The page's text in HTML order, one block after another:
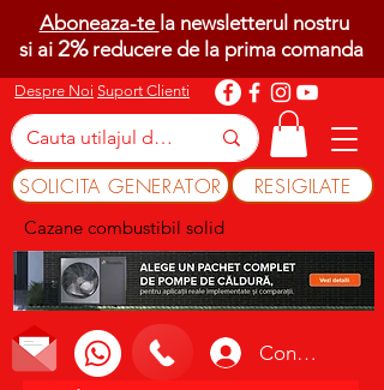
Despre Noi Suport Clienti
SOLICITA GENERATOR RESIGILATE
Cazane combustibil solid
Conectează-te
Aboneaza-te la newsletterul nostru
si ai 2%reducere de la prima comanda